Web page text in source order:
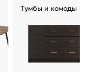
Тумбы и комоды